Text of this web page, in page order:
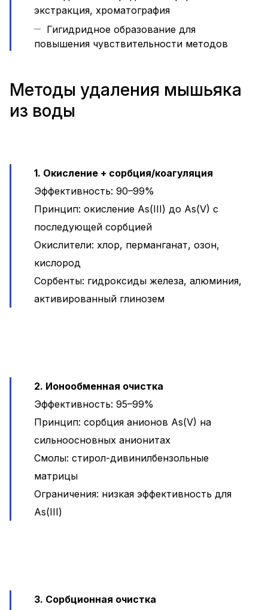
экстракция, хроматография
Гигидридное образование для
повышения чувствительности методов
Методы удаления мышьяка
из воды
1. Окисление + сорбция/коагуляция
Эффективность: 90–99%
Принцип: окисление As(III) до As(V) с
последующей сорбцией
Окислители: хлор, перманганат, озон,
кислород
Сорбенты: гидроксиды железа, алюминия,
активированный глинозем
2. Ионообменная очистка
Эффективность: 95–99%
Принцип: сорбция анионов As(V) на
сильноосновных анионитах
Смолы: стирол-дивинилбензольные
матрицы
Ограничения: низкая эффективность для
As(III)
3. Сорбционная очистка